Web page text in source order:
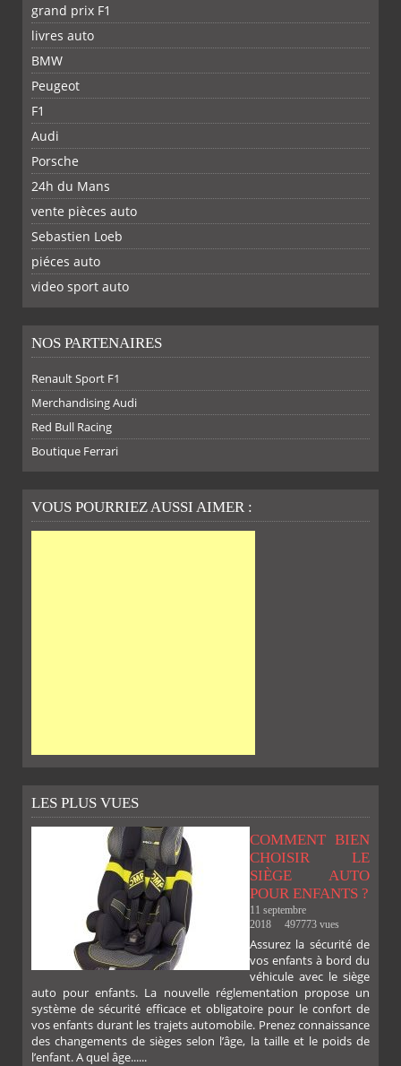
SUR SUR SUR SUR
FACEBOOKTWITTER
grand prix F1
livres auto
BMW
Peugeot
F1
Audi
Porsche
24h du Mans
vente pièces auto
Sebastien Loeb
piéces auto
video sport auto
NOS PARTENAIRES
Renault Sport F1
Merchandising Audi
Red Bull Racing
Boutique Ferrari
VOUS POURRIEZ AUSSI AIMER :
LES PLUS VUES
COMMENT BIEN
CHOISIR LE
SIÈGE AUTO
POUR ENFANTS ?
11 septembre
2018
497773 vues
Assurez la sécurité de
vos enfants à bord du
véhicule avec le siège
auto pour enfants. La nouvelle réglementation propose un
système de sécurité efficace et obligatoire pour le confort de
vos enfants durant les trajets automobile. Prenez connaissance
des changements de sièges selon l’âge, la taille et le poids de
l’enfant. A quel âge......